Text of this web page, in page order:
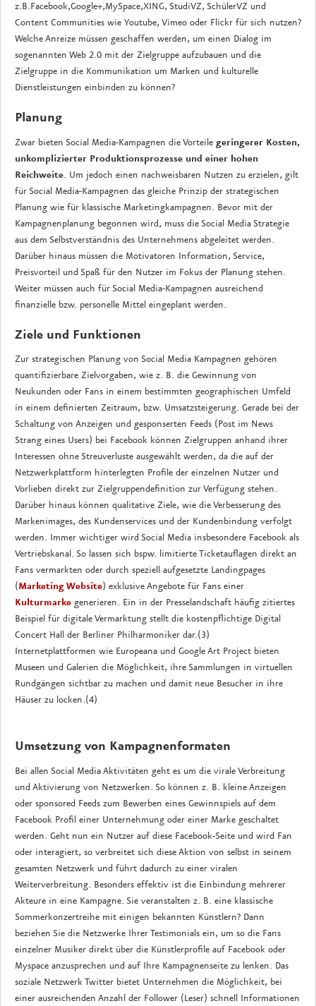
z.B.Facebook,Google+,MySpace,XING, StudiVZ, SchülerVZ und
Content Communities wie Youtube, Vimeo oder Flickr für sich nutzen?
Welche Anreize müssen geschaffen werden, um einen Dialog im
sogenannten Web 2.0 mit der Zielgruppe aufzubauen und die
Zielgruppe in die Kommunikation um Marken und kulturelle
Dienstleistungen einbinden zu können?
Planung
Zwar bieten Social Media-Kampagnen die Vorteile geringerer Kosten,
unkomplizierter Produktionsprozesse und einer hohen
Reichweite. Um jedoch einen nachweisbaren Nutzen zu erzielen, gilt
für Social Media-Kampagnen das gleiche Prinzip der strategischen
Planung wie für klassische Marketingkampagnen. Bevor mit der
Kampagnenplanung begonnen wird, muss die Social Media Strategie
aus dem Selbstverständnis des Unternehmens abgeleitet werden.
Darüber hinaus müssen die Motivatoren Information, Service,
Preisvorteil und Spaß für den Nutzer im Fokus der Planung stehen.
Weiter müssen auch für Social Media-Kampagnen ausreichend
finanzielle bzw. personelle Mittel eingeplant werden.
Ziele und Funktionen
Zur strategischen Planung von Social Media Kampagnen gehören
quantifizierbare Zielvorgaben, wie z. B. die Gewinnung von
Neukunden oder Fans in einem bestimmten geographischen Umfeld
in einem definierten Zeitraum, bzw. Umsatzsteigerung. Gerade bei der
Schaltung von Anzeigen und gesponserten Feeds (Post im News
Strang eines Users) bei Facebook können Zielgruppen anhand ihrer
Interessen ohne Streuverluste ausgewählt werden, da die auf der
Netzwerkplattform hinterlegten Profile der einzelnen Nutzer und
Vorlieben direkt zur Zielgruppendefinition zur Verfügung stehen.
Darüber hinaus können qualitative Ziele, wie die Verbesserung des
Markenimages, des Kundenservices und der Kundenbindung verfolgt
werden. Immer wichtiger wird Social Media insbesondere Facebook als
Vertriebskanal. So lassen sich bspw. limitierte Ticketauflagen direkt an
Fans vermarkten oder durch speziell aufgesetzte Landingpages
(Marketing Website) exklusive Angebote für Fans einer
Kulturmarke generieren. Ein in der Presselandschaft häufig zitiertes
Beispiel für digitale Vermarktung stellt die kostenpflichtige Digital
Concert Hall der Berliner Philharmoniker dar.(3)
Internetplattformen wie Europeana und Google Art Project bieten
Museen und Galerien die Möglichkeit, ihre Sammlungen in virtuellen
Rundgängen sichtbar zu machen und damit neue Besucher in ihre
Häuser zu locken.(4)
Umsetzung von Kampagnenformaten
Bei allen Social Media Aktivitäten geht es um die virale Verbreitung
und Aktivierung von Netzwerken. So können z. B. kleine Anzeigen
oder sponsored Feeds zum Bewerben eines Gewinnspiels auf dem
Facebook Profil einer Unternehmung oder einer Marke geschaltet
werden. Geht nun ein Nutzer auf diese Facebook-Seite und wird Fan
oder interagiert, so verbreitet sich diese Aktion von selbst in seinem
gesamten Netzwerk und führt dadurch zu einer viralen
Weiterverbreitung. Besonders effektiv ist die Einbindung mehrerer
Akteure in eine Kampagne. Sie veranstalten z. B. eine klassische
Sommerkonzertreihe mit einigen bekannten Künstlern? Dann
beziehen Sie die Netzwerke Ihrer Testimonials ein, um so die Fans
einzelner Musiker direkt über die Künstlerprofile auf Facebook oder
Myspace anzusprechen und auf Ihre Kampagnenseite zu lenken. Das
soziale Netzwerk Twitter bietet Unternehmen die Möglichkeit, bei
einer ausreichenden Anzahl der Follower (Leser) schnell Informationen